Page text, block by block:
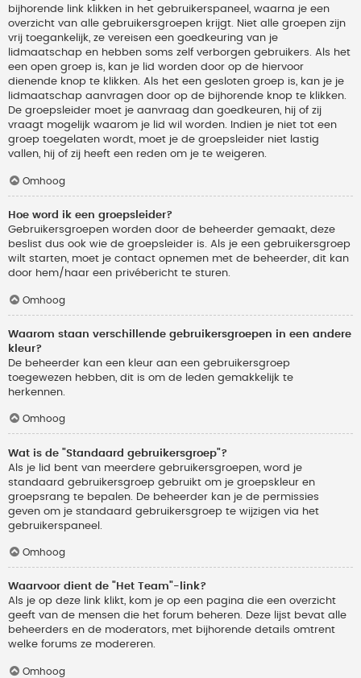
bijhorende link klikken in het gebruikerspaneel, waarna je een
overzicht van alle gebruikersgroepen krijgt. Niet alle groepen zijn
vrij toegankelijk, ze vereisen een goedkeuring van je
lidmaatschap en hebben soms zelf verborgen gebruikers. Als het
een open groep is, kan je lid worden door op de hiervoor
dienende knop te klikken. Als het een gesloten groep is, kan je je
lidmaatschap aanvragen door op de bijhorende knop te klikken.
De groepsleider moet je aanvraag dan goedkeuren, hij of zij
vraagt mogelijk waarom je lid wil worden. Indien je niet tot een
groep toegelaten wordt, moet je de groepsleider niet lastig
vallen, hij of zij heeft een reden om je te weigeren.
Omhoog
Hoe word ik een groepsleider?
Gebruikersgroepen worden door de beheerder gemaakt, deze
beslist dus ook wie de groepsleider is. Als je een gebruikersgroep
wilt starten, moet je contact opnemen met de beheerder, dit kan
door hem/haar een privébericht te sturen.
Omhoog
Waarom staan verschillende gebruikersgroepen in een andere
kleur?
De beheerder kan een kleur aan een gebruikersgroep
toegewezen hebben, dit is om de leden gemakkelijk te
herkennen.
Omhoog
Wat is de "Standaard gebruikersgroep"?
Als je lid bent van meerdere gebruikersgroepen, word je
standaard gebruikersgroep gebruikt om je groepskleur en
groepsrang te bepalen. De beheerder kan je de permissies
geven om je standaard gebruikersgroep te wijzigen via het
gebruikerspaneel.
Omhoog
Waarvoor dient de "Het Team"-link?
Als je op deze link klikt, kom je op een pagina die een overzicht
geeft van de mensen die het forum beheren. Deze lijst bevat alle
beheerders en de moderators, met bijhorende details omtrent
welke forums ze modereren.
Omhoog